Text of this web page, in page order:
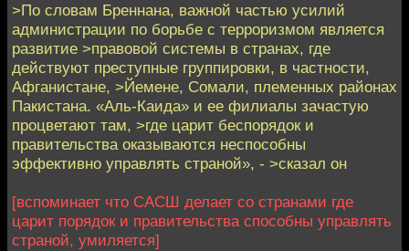
>По словам Бреннана, важной частью усилий
администрации по борьбе с терроризмом является
развитие >правовой системы в странах, где
действуют преступные группировки, в частности,
Афганистане, >Йемене, Сомали, племенных районах
Пакистана. «Аль-Каида» и ее филиалы зачастую
процветают там, >где царит беспорядок и
правительства оказываются неспособны
эффективно управлять страной», - >сказал он
[вспоминает что САСШ делает со странами где
царит порядок и правительства способны управлять
страной, умиляется]